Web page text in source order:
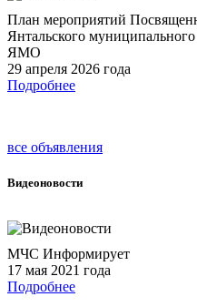
План мероприятий
Янтальского
ЯМО
29 апреля 2026 года
Подробнее
все объявления
Видеоновости
МЧС Информирует
17 мая 2021 года
Подробнее